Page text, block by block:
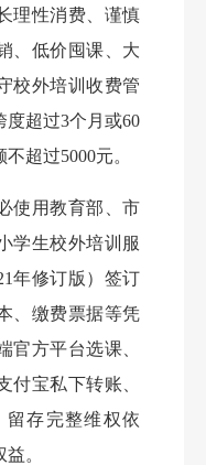
理性消费、谨慎
、低价囤课、大
校外培训收费管
度超过3个月或60
超过5000元。
使用教育部、市
学生校外培训服
年修订版）签订
、缴费票据等凭
官方平台选课、
付宝私下转账、
留存完整维权依
。